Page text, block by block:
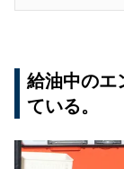
給油中のエ
ている。